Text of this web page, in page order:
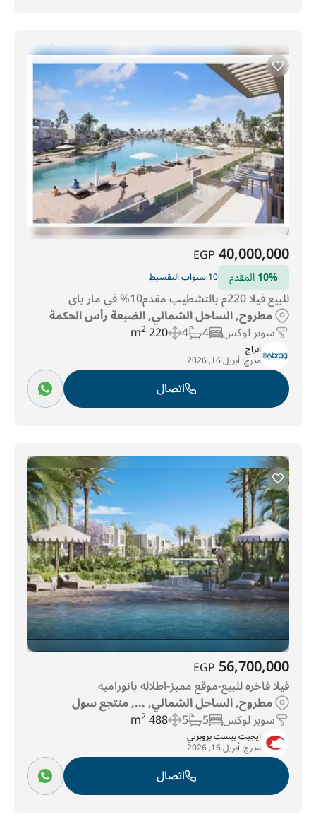
40,000,000
EGP
10%المقدم 10 سنوات التقسيط
للبيع فيلا 220م بالتشطيب مقدم10% في مار باي
مطروح, الساحل الشمالي, الضبعة رأس الحكمة
سوبر لوكس 4
4
220 m
2
ابراج
مدرج:أبريل 16, 2026
اتصال
56,700,000
EGP
فيلا فاخره للبيع-موقع مميز-اطلاله بانوراميه
مطروح, الساحل الشمالي, ..., منتجع سول
سوبر لوكس 5
5
488 m
2
ايجبت بيست بروبرتي
مدرج:أبريل 16, 2026
اتصال